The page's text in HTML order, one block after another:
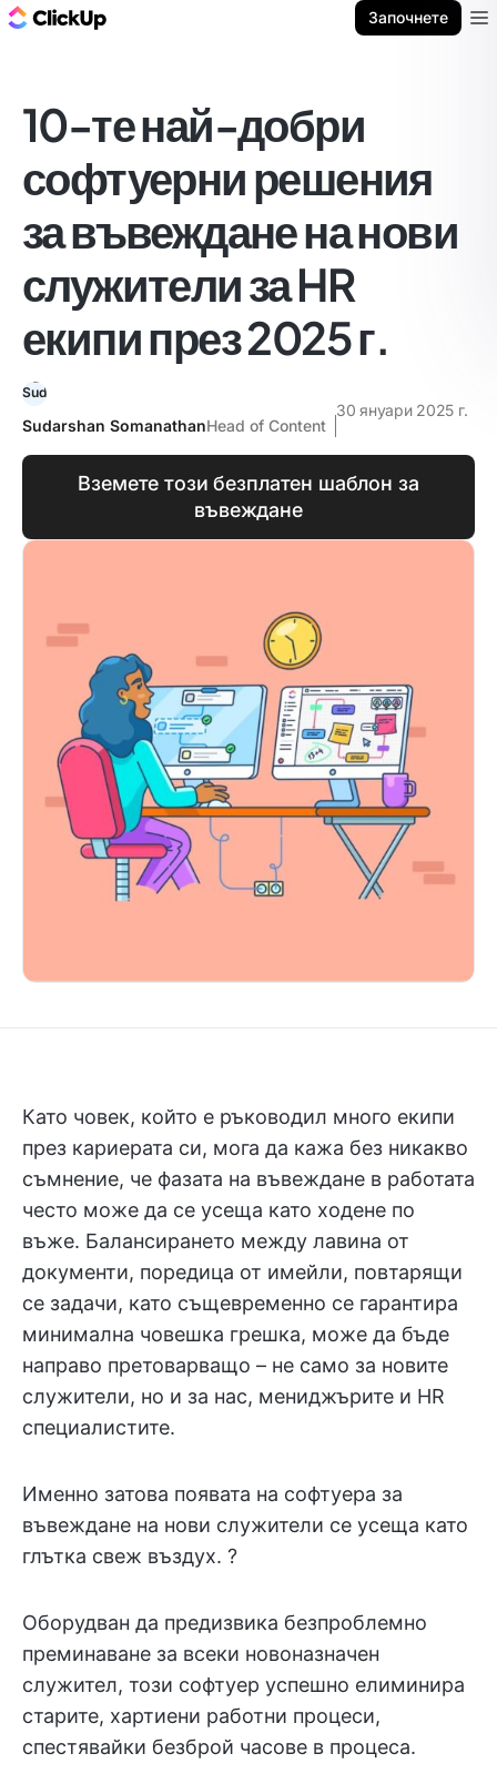
Започнете
10-те най-добри
софтуерни решения
за въвеждане на нови
служители за HR
екипи през 2025 г.
Sudarshan SomanathanHead of Content
30 януари 2025 г.
Вземете този безплатен шаблон за
въвеждане
Като човек, който е ръководил много екипи
през кариерата си, мога да кажа без никакво
съмнение, че фазата на въвеждане в работата
често може да се усеща като ходене по
въже. Балансирането между лавина от
документи, поредица от имейли, повтарящи
се задачи, като същевременно се гарантира
минимална човешка грешка, може да бъде
направо претоварващо – не само за новите
служители, но и за нас, мениджърите и HR
специалистите.
Именно затова появата на софтуера за
въвеждане на нови служители се усеща като
глътка свеж въздух. ?
Оборудван да предизвика безпроблемно
преминаване за всеки новоназначен
служител, този софтуер успешно елиминира
старите, хартиени работни процеси,
спестявайки безброй часове в процеса.